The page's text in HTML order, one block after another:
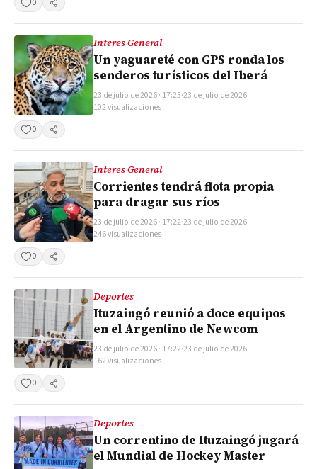
0 Compartir
Interes General
Un yaguareté con GPS ronda los
senderos turísticos del Iberá
23 de julio de 2026 · 17:25·23 de julio de 2026·
102 visualizaciones
0
Compartir
Interes General
Corrientes tendrá flota propia
para dragar sus ríos
23 de julio de 2026 · 17:22·23 de julio de 2026·
246 visualizaciones
0
Compartir
Deportes
Ituzaingó reunió a doce equipos
en el Argentino de Newcom
23 de julio de 2026 · 17:22·23 de julio de 2026·
162 visualizaciones
0
Compartir
Deportes
Un correntino de Ituzaingó jugará
el Mundial de Hockey Master